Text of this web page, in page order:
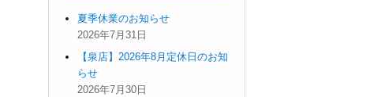
夏季休業のお知らせ
2026年7月31日
【泉店】2026年8月定休日のお知
らせ
2026年7月30日